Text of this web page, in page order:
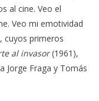
al cine. Veo el
Veo mi emotividad
cuyos primeros
al invasor(1961),
Jorge Fraga y Tomás